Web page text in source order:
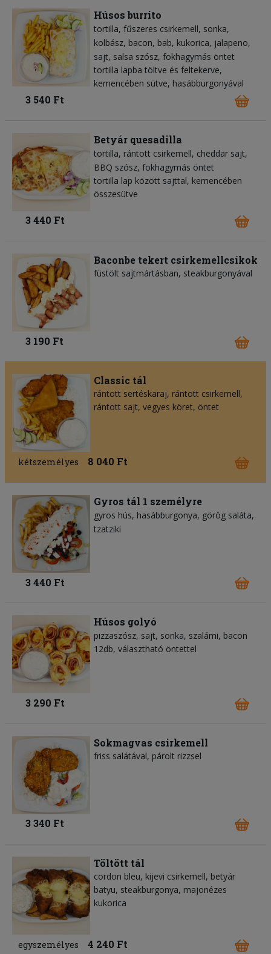
Húsos burrito
tortilla fűszeres csirkemell sonka
kolbász bacon bab kukorica jalapeno
sajt salsa szósz fokhagymás öntet
tortilla lapba töltve és feltekerve,
kemencében sütve, hasábburgonyával
3 540 Ft
Betyár quesadilla
tortilla rántott csirkemell cheddar sajt
BBQ szósz fokhagymás öntet
tortilla lap között sajttal, kemencében
összesütve
3 440 Ft
Baconbe tekert csirkemellcsíkok
füstölt sajtmártásban, steakburgonyával
3 190 Ft
Classic tál
rántott sertéskaraj, rántott csirkemell,
rántott sajt, vegyes köret, öntet
kétszemélyes 8 040 Ft
Gyros tál 1 személyre
gyros hús hasábburgonya görög saláta
tzatziki
3 440 Ft
Húsos golyó
pizzaszósz sajt sonka szalámi bacon
12db, választható öntettel
3 290 Ft
Sokmagvas csirkemell
friss salátával, párolt rizzsel
3 340 Ft
Töltött tál
cordon bleu, kijevi csirkemell, betyár
batyu, steakburgonya, majonézes
kukorica
egyszemélyes 4 240 Ft